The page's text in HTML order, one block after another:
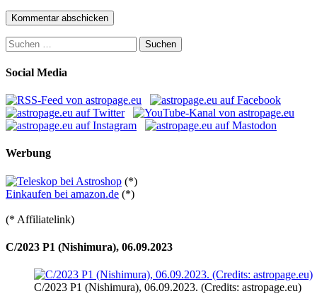
Suchen
nach:
Social Media
Werbung
(*)
Einkaufen bei amazon.de (*)
(* Affiliatelink)
C/2023 P1 (Nishimura), 06.09.2023
C/2023 P1 (Nishimura), 06.09.2023. (Credits: astropage.eu)